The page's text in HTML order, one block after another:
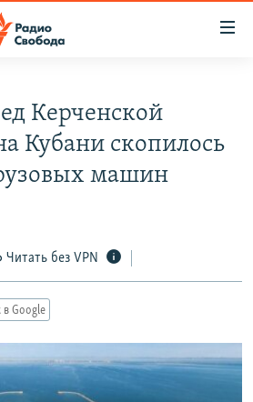
Керченской
Кубани скопилось
машин
Читать без VPN
в Google